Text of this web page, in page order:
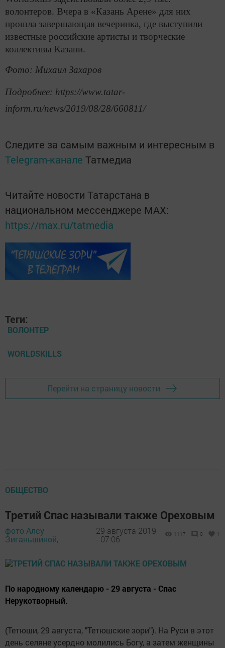
волонтеров. Вчера в «Казань Арене» для них
прошла завершающая вечеринка, где выступили
известные российские артисты и творческие
коллективы Казани.
Фото: Михаил Захаров
Подробнее: https://www.tatar-
inform.ru/news/2019/08/28/660811/
Следите за самым важным и интересным в
Telegram-канале Татмедиа
Читайте новости Татарстана в
национальном мессенджере MАХ:
https://max.ru/tatmedia
Теги:
ВОЛОНТЕР
WORLDSKILLS
Перейти на страницу новости
ОБЩЕСТВО
Третий Спас называли также Ореховым
фото Алсу
Зиганьшиной,
29 августа 2019
- 07:06
1117 0 1
По народному календарю - 29 августа - Спас
Нерукотворный.
(Тетюши, 29 августа, "Тетюшские зори"). На Руси в этот
день селяне усердно молились Богу, а затем женщины